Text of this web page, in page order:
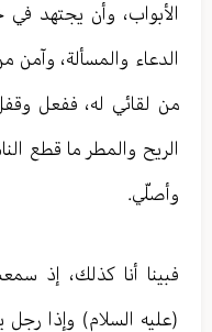
الأبواب، وأن يجتهد
الدعاء والمسألة،
من لقائي له، ففعل
الريح والمطر ما قطع
وأصلّي.
فبينا أنا كذلك، إذ
(عليه السلام) وإذا